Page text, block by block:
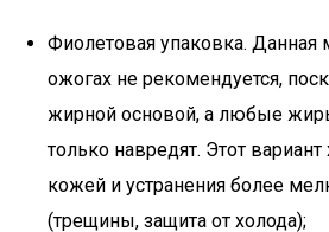
Фиолетовая упаковка.
ожогах не рекомендуется,
жирной основой, а любые
только навредят. Этот
кожей и устранения более
(трещины, защита от холода);